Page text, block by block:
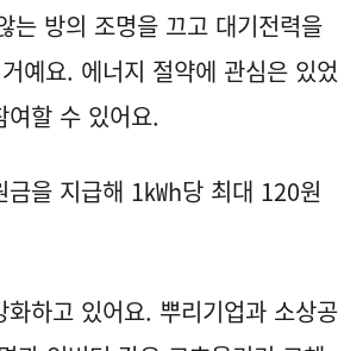
는 방의 조명을 끄고 대기전력을
예요. 에너지 절약에 관심은 있었
할 수 있어요.
금을 지급해 1㎾h당 최대 120원
하고 있어요. 뿌리기업과 소상공